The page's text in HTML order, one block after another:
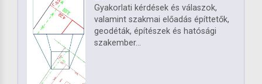
Gyakorlati kérdések és válaszok,
valamint szakmai előadás építtetők,
geodéták, építészek és hatósági
szakember...